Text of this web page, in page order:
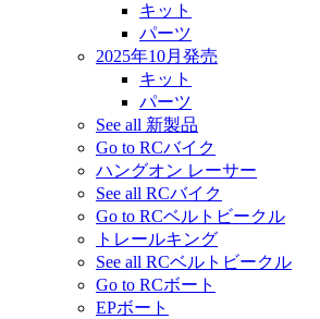
キット
パーツ
2025年10月発売
キット
パーツ
See all 新製品
Go to RCバイク
ハングオン レーサー
See all RCバイク
Go to RCベルトビークル
トレールキング
See all RCベルトビークル
Go to RCボート
EPボート